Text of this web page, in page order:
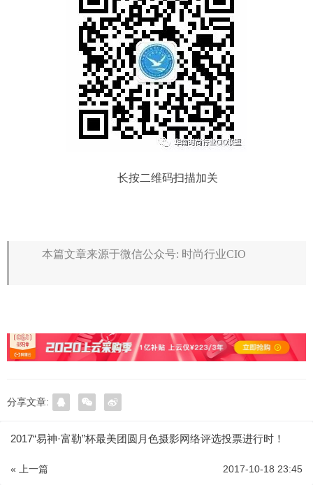
长按二维码扫描加关
本篇文章来源于微信公众号: 时尚行业CIO
分享文章:
2017“易神·富勒”杯最美团圆月色摄影网络评选投票进行时！
« 上一篇 2017-10-18 23:45